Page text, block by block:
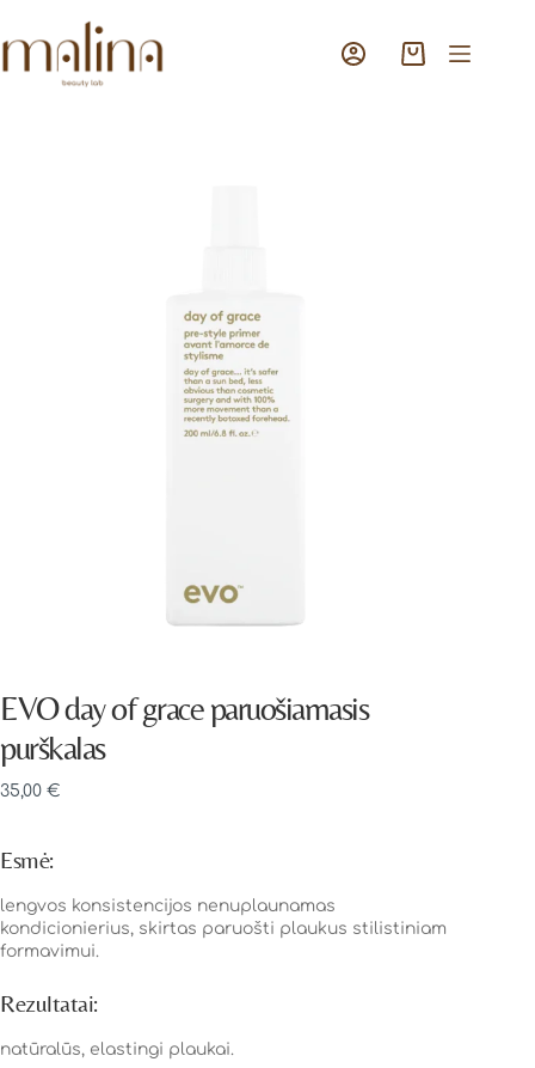
EVO day of grace paruošiamasis
purškalas
35,00 €
Esmė:
lengvos konsistencijos nenuplaunamas
kondicionierius, skirtas paruošti plaukus stilistiniam
formavimui.
Rezultatai:
natūralūs, elastingi plaukai.